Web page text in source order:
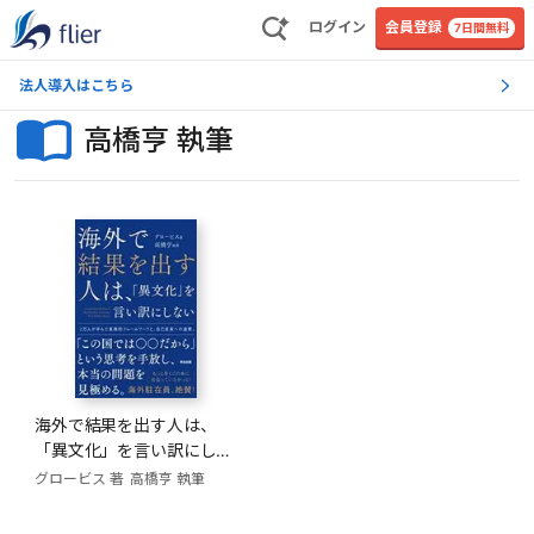
ログイン 会員登録 7日間無料
法人導入はこちら
高橋亨 執筆
海外で結果を出す人は、
「異文化」を言い訳にしな
い
グロービス 著 高橋亨 執筆